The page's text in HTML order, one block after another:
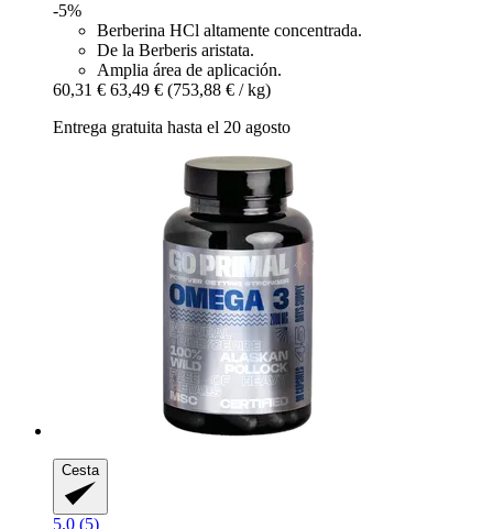
-5%
Berberina HCl altamente concentrada.
De la Berberis aristata.
Amplia área de aplicación.
60,31 € 63,49 € (753,88 € / kg)
Entrega gratuita hasta el 20 agosto
Cesta
5.0 (5)